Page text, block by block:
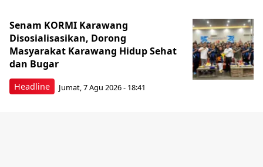
Headline
Senam KORMI Karawang
Disosialisasikan, Dorong
Masyarakat Karawang Hidup Sehat
dan Bugar
Jumat, 7 Agu 2026 - 18:41